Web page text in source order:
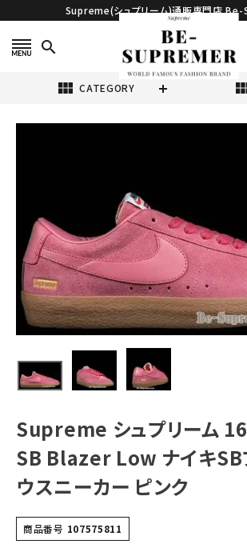
Supreme(シュプリーム)通販専門店
search
view_module CATEGORY
Supreme シュプ
リーム 16FW
Nike SB Blazer
Low ナイキSBブ
レザーロウスニー
¥46,980 (税込)
NEW ITEMS
Tシャツ・ロングスリーブ
パーカー・トレーナー
キャップ・ハット
Supreme シュプリーム
SB Blazer Low ナイキSB
ウスニーカー ピンク
商品番号 107575811